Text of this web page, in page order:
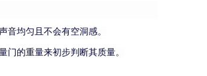
音均匀且不会有空洞感。
门的重量来初步判断其质量。